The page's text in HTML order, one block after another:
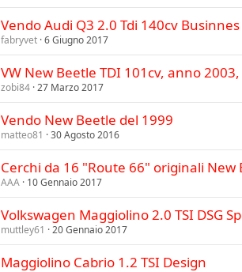
Vendo Audi Q3 2.0 Tdi 140cv
fabryvet 6 Giugno 2017
VW New Beetle TDI 101cv, anno
zobi84 27 Marzo 2017
Vendo New Beetle del 1999
matteo81 30 Agosto 2016
Cerchi da 16 "Route 66" originali New
AAA 10 Gennaio 2017
Volkswagen Maggiolino 2.0 TSI DSG
muttley61 20 Gennaio 2017
Maggiolino Cabrio 1.2 TSI Design